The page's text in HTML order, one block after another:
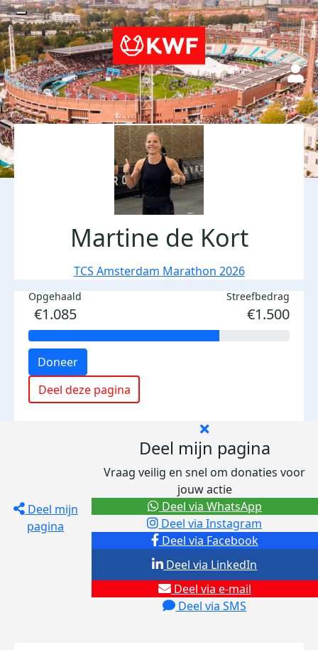
Martine de Kort
TCS Amsterdam Marathon 2026
Opgehaald
€1.085
Streefbedrag
€1.500
Doneer
Deel deze pagina
Deel mijn
pagina
Deel mijn pagina
Vraag veilig en snel om donaties voor
jouw actie
Deel via Facebook
Deel via Instagram
Deel via e-mail
Deel via SMS
Deel via LinkedIn
Deel via WhatsApp